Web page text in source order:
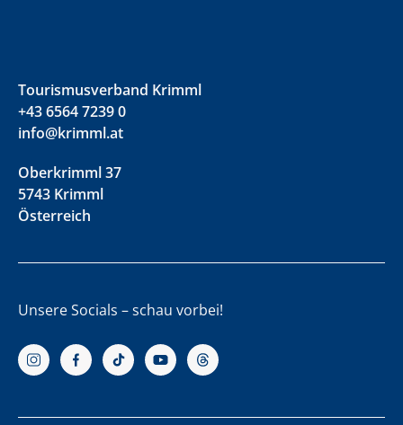
Tourismusverband Krimml
+43 6564 7239 0
info@krimml.at
Oberkrimml 37
5743 Krimml
Österreich
Unsere Socials – schau vorbei!